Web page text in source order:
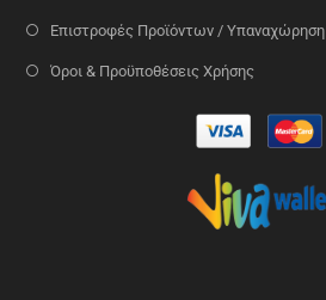
Επιστροφές Προϊόντων / Υπαναχώρηση
Όροι & Προϋποθέσεις Χρήσης